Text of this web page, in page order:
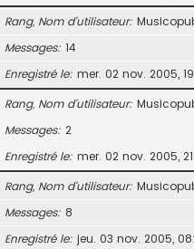
Rang, Nom d’utilisateur
Messages 14
Enregistré le mer. 02 nov. 2005,
Rang, Nom d’utilisateur
Messages 2
Enregistré le mer. 02 nov. 2005,
Rang, Nom d’utilisateur
Messages 8
Enregistré le jeu. 03 nov. 2005,